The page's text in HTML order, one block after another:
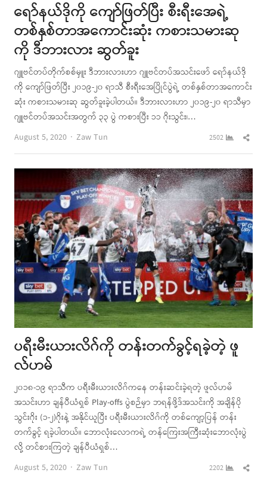
ရော်နယ်ဒိုကို ကျော်ဖြတ်ပြီး စီးရီးအေရဲ့
တစ်နှစ်တာအကောင်းဆုံး ကစားသမားဆု
ကို ဒီဘားလား ဆွတ်ခူး
ဂျူဗင်တပ်တိုက်စစ်မှူး ဒီဘားလားဟာ ဂျူဗင်တပ်အသင်းဖော် ရော်နယ်ဒို
ကို ကျော်ဖြတ်ပြီး ၂၀၁၉-၂၀ ရာသီ စီးရီးအေပြိုင်ပွဲရဲ့ တစ်နှစ်တာအကောင်း
ဆုံး ကစားသမားဆု ဆွတ်ခူးခဲ့ပါတယ်။ ဒီဘားလားဟာ ၂၀၁၉-၂၀ ရာသီမှာ
ဂျူဗင်တပ်အသင်းအတွက် ၃၃ ပွဲ ကစားပြီး ၁၁ ဂိုးသွင်း၊…
August 5, 2020
Author
Zaw Tun 2502
ပရီးမီးယားလိဂ်ကို တန်းတက်ခွင့်ရခဲ့တဲ့ ဖူ
လ်ဟမ်
၂၀၁၈-၁၉ ရာသီက ပရီးမီးယားလိဂ်ကနေ တန်းဆင်းခဲ့ရတဲ့ ဖူလ်ဟမ်
အသင်းဟာ ချန်ပီယံရှစ် Play-offs ပွဲစဉ်မှာ ဘရန်ဖို့ဒ်အသင်းကို အချိန်ပို
သွင်းဂိုး (၁-၂)ဂိုးနဲ့ အနိုင်ယူပြီး ပရီးမီးယားလိဂ်ကို တစ်ကျော့ပြန် တန်း
တက်ခွင့် ရခဲ့ပါတယ်။ ဘောလုံးလောကရဲ့ တန်ကြေးအကြီးဆုံးဘောလုံးပွဲ
လို့ တင်စားကြတဲ့ ချန်ပီယံရှစ်…
August 5, 2020
Author
Zaw Tun 2202